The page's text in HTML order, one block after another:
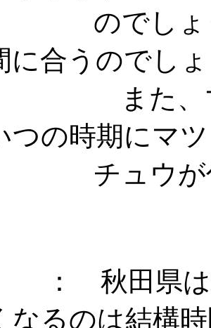
ょうか。
に合うので
マツノ
つの時期にマ
が付く
秋田県は寒
なるのは結構